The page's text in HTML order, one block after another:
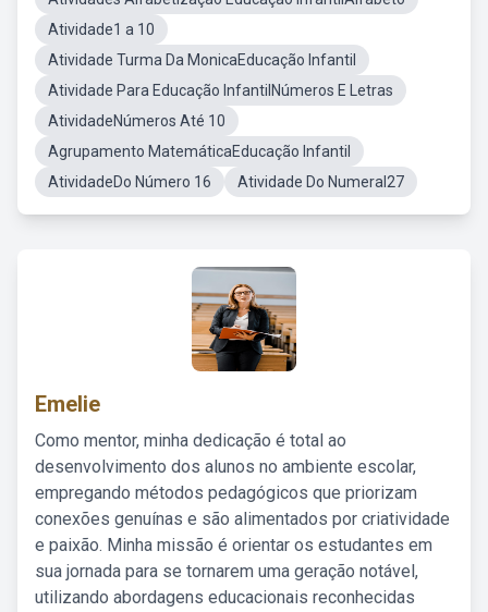
Atividade1 a 10
Atividade Turma Da MonicaEducação Infantil
Atividade Para Educação InfantilNúmeros E Letras
AtividadeNúmeros Até 10
Agrupamento MatemáticaEducação Infantil
AtividadeDo Número 16
Atividade Do Numeral27
Emelie
Como mentor, minha dedicação é total ao
desenvolvimento dos alunos no ambiente escolar,
empregando métodos pedagógicos que priorizam
conexões genuínas e são alimentados por criatividade
e paixão. Minha missão é orientar os estudantes em
sua jornada para se tornarem uma geração notável,
utilizando abordagens educacionais reconhecidas